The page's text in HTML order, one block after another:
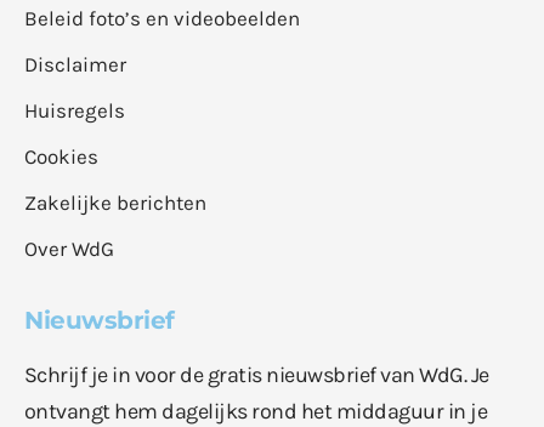
Beleid foto’s en videobeelden
Disclaimer
Huisregels
Cookies
Zakelijke berichten
Over WdG
Nieuwsbrief
Schrijf je in voor de gratis nieuwsbrief van WdG. Je
ontvangt hem dagelijks rond het middaguur in je